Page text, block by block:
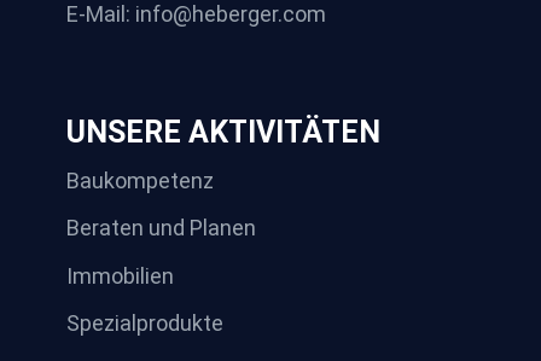
E-Mail: info@heberger.com
UNSERE AKTIVITÄTEN
Baukompetenz
Beraten und Planen
Immobilien
Spezialprodukte